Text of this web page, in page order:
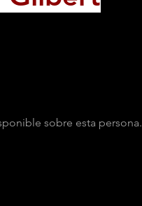
sobre esta persona.